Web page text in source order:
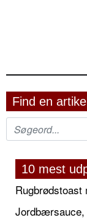
Find en artikel
10 mest
Jordbærsauce,